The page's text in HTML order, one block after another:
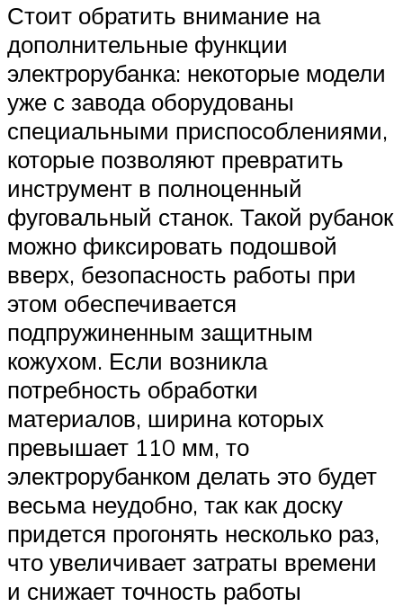
Стоит обратить внимание на
дополнительные функции
электрорубанка: некоторые модели
уже с завода оборудованы
специальными приспособлениями,
которые позволяют превратить
инструмент в полноценный
фуговальный станок. Такой рубанок
можно фиксировать подошвой
вверх, безопасность работы при
этом обеспечивается
подпружиненным защитным
кожухом. Если возникла
потребность обработки
материалов, ширина которых
превышает 110 мм, то
электрорубанком делать это будет
весьма неудобно, так как доску
придется прогонять несколько раз,
что увеличивает затраты времени
и снижает точность работы